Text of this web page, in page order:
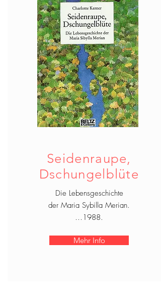
Seidenraupe,
Dschungelblüte
Die Lebensgeschichte
der Maria Sybilla Merian.
…1988.
Mehr Info